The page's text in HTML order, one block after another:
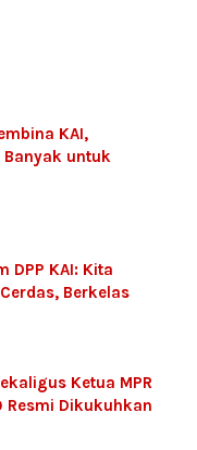
KAI,
Banyak untuk
DPP KAI: Kita
Berkelas
Ketua MPR
Resmi Dikukuhkan